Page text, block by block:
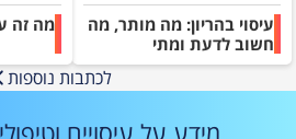
עיסוי בהריון: מה מותר, מה
חשוב לדעת ומתי
להתייעץ?
מה זה
לכתבות נוספות
מידע על עיסויים